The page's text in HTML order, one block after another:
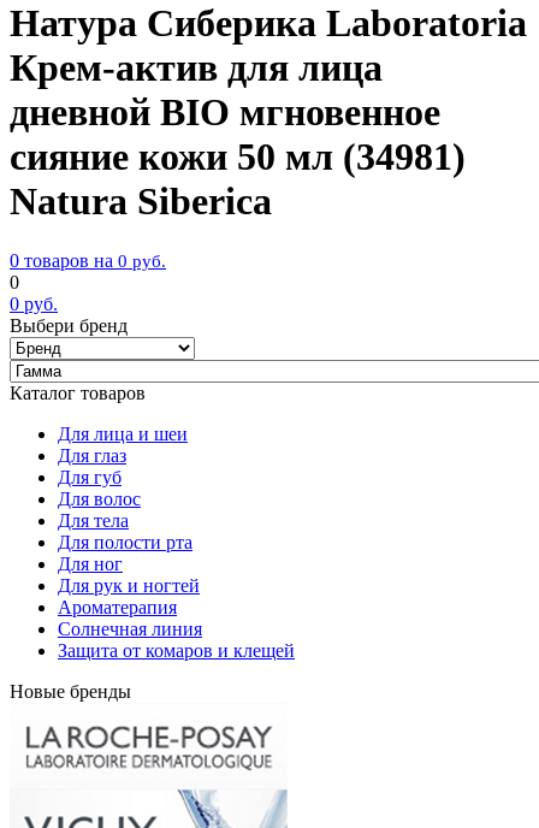
Натура Сиберика Laboratoria
Крем-актив для лица
дневной BIO мгновенное
сияние кожи 50 мл (34981)
Natura Siberica
0 товаров на 0 руб.
0
0 руб.
Выбери бренд
Каталог товаров
Для лица и шеи
Для глаз
Для губ
Для волос
Для тела
Для полости рта
Для ног
Для рук и ногтей
Ароматерапия
Солнечная линия
Защита от комаров и клещей
Новые бренды